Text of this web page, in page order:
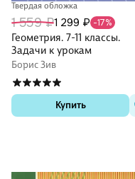
Твердая обложка
1 559 ₽1 299 ₽ -17%
Геометрия. 7-11 классы.
Задачи к урокам
Борис Зив
Купить